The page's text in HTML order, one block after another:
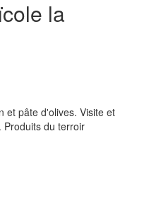
la
et pâte d'olives. Visite et
Produits du terroir